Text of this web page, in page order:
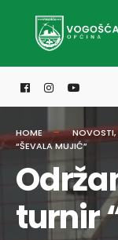
HOME NOVOSTI,
“ŠEVALA MUJIĆ”
turnir
for: